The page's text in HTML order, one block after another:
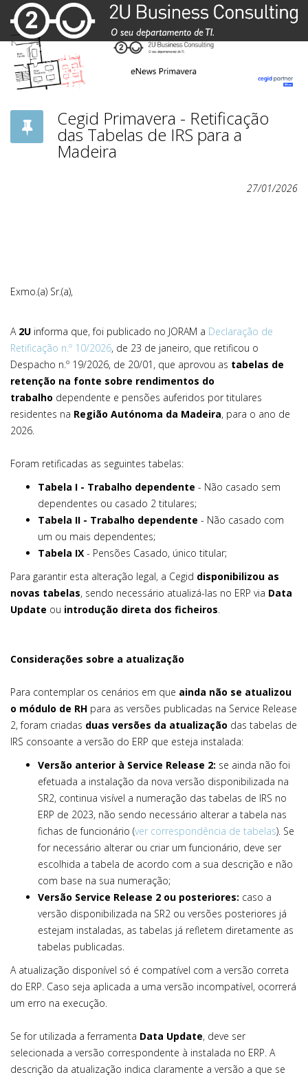
Cegid Primavera - Retificação
das Tabelas de IRS para a
Madeira
27/01/2026
Exmo.(a) Sr.(a),
A 2U informa que, foi publicado no JORAM a Declaração de
Retificação n.º 10/2026, de 23 de janeiro, que retificou o
Despacho n.º 19/2026, de 20/01, que aprovou as tabelas de
retenção na fonte sobre rendimentos do
trabalho dependente e pensões auferidos por titulares
residentes na Região Autónoma da Madeira, para o ano de
2026.
Foram retificadas as seguintes tabelas:
Tabela I - Trabalho dependente - Não casado sem
dependentes ou casado 2 titulares;
Tabela II - Trabalho dependente - Não casado com
um ou mais dependentes;
Tabela IX - Pensões Casado, único titular;
Para garantir esta alteração legal, a Cegid disponibilizou as
novas tabelas, sendo necessário atualizá-las no ERP via Data
Update ou introdução direta dos ficheiros.
Considerações sobre a atualização
Para contemplar os cenários em que ainda não se atualizou
o módulo de RH para as versões publicadas na Service Release
2, foram criadas duas versões da atualização das tabelas de
IRS consoante a versão do ERP que esteja instalada:
Versão anterior à Service Release 2: se ainda não foi
efetuada a instalação da nova versão disponibilizada na
SR2, continua visível a numeração das tabelas de IRS no
ERP de 2023, não sendo necessário alterar a tabela nas
fichas de funcionário (ver correspondência de tabelas). Se
for necessário alterar ou criar um funcionário, deve ser
escolhida a tabela de acordo com a sua descrição e não
com base na sua numeração;
Versão Service Release 2 ou posteriores: caso a
versão disponibilizada na SR2 ou versões posteriores já
estejam instaladas, as tabelas já refletem diretamente as
tabelas publicadas.
A atualização disponível só é compatível com a versão correta
do ERP. Caso seja aplicada a uma versão incompatível, ocorrerá
um erro na execução.
Se for utilizada a ferramenta Data Update, deve ser
selecionada a versão correspondente à instalada no ERP. A
descrição da atualização indica claramente a versão a que se